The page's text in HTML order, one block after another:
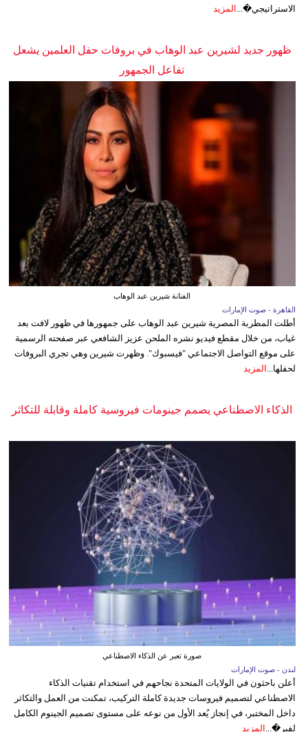
الاستراتيجي�... المزيد
ظهور جديد لشيرين عبد الوهاب في بروفات حفل العلمين يشعل
تفاعل الجمهور
الفنانة شيرين عبد الوهاب
القاهرة - صوت الإمارات
أطلت المطربة المصرية شيرين عبد الوهاب على جمهورها في ظهور لافت بعد
غياب، من خلال مقطع فيديو نشره الملحن عزيز الشافعي عبر صفحته الرسمية
على موقع التواصل الاجتماعي "فيسبوك". وظهرت شيرين وهي تجري البروفات
لحفلها... المزيد
الذكاء الاصطناعي يصمم جينومات فيروسية كاملة وقابلة للتكاثر
صورة تعبر عن الذكاء الاصطناعي
لندن - صوت الإمارات
أعلن باحثون في الولايات المتحدة نجاحهم في استخدام تقنيات الذكاء
الاصطناعي لتصميم فيروسات جديدة كاملة التركيب، تمكنت من العمل والتكاثر
داخل المختبر، في إنجاز يُعد الأول من نوعه على مستوى تصميم الجينوم الكامل
لفير�...
المزيد